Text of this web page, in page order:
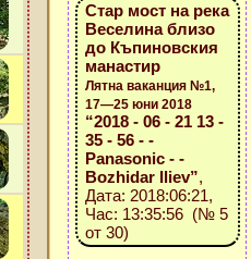
Стар мост на река
Веселина близо
до Къпиновския
манастир
Лятна ваканция №1,
17—25 юни 2018
“2018 - 06 - 21 13 -
35 - 56 - -
Panasonic - -
Bozhidar Iliev”,
Дата: 2018:06:21,
Час: 13:35:56 (№ 5
от 30)